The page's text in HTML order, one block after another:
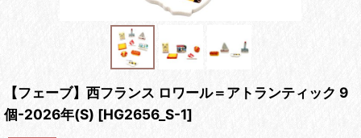
【フェーブ】西フランス ロワール＝アトランティック 9
個-2026年(S) [HG2656_S-1]